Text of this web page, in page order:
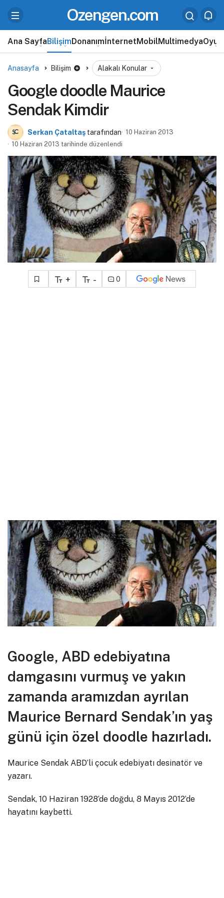
Ozengen.com
Ana SayfaBilişimDonanımİnternetMobilMultimedyaOyun
Anasayfa Bilişim Alakalı Konular
Google doodle Maurice
Sendak Kimdir
Serkan Çataltaş tarafından
10 Haziran 2013
10 Haziran 2013 tarihinde düzenlendi
+ - 0
Google, ABD edebiyatına
damgasını vurmuş ve yakın
zamanda aramızdan ayrılan
Maurice Bernard Sendak’ın yaş
günü için özel doodle hazırladı.
Maurice Sendak ABD’li çocuk edebiyatı desinatör ve
yazarı.
Sendak, 10 Haziran 1928’de doğdu, 8 Mayıs 2012’de
hayatını kaybetti.